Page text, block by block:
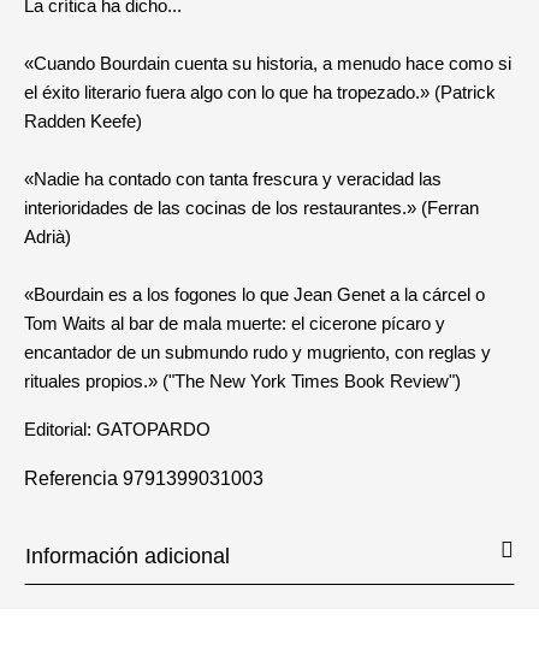
La crítica ha dicho...
«Cuando Bourdain cuenta su historia, a menudo hace como si
el éxito literario fuera algo con lo que ha tropezado.» (Patrick
Radden Keefe)
«Nadie ha contado con tanta frescura y veracidad las
interioridades de las cocinas de los restaurantes.» (Ferran
Adrià)
«Bourdain es a los fogones lo que Jean Genet a la cárcel o
Tom Waits al bar de mala muerte: el cicerone pícaro y
encantador de un submundo rudo y mugriento, con reglas y
rituales propios.» ("The New York Times Book Review")
Editorial: GATOPARDO
Referencia 9791399031003
Información adicional